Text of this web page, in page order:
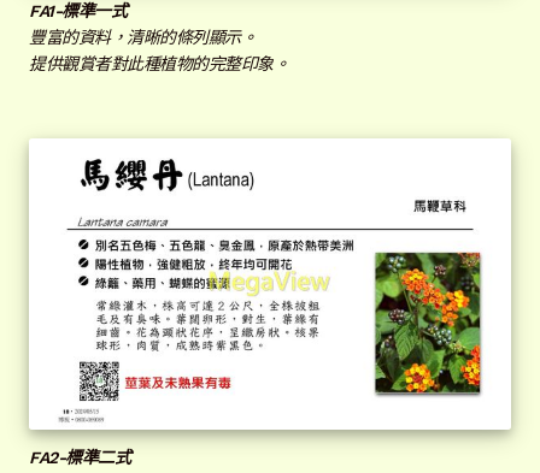
彩色手繪圖式
彩色照片式
彩色雙照片式
極簡式
邊框背景
展
開
子
選
單
聯絡我們
常見問題
展
子
客戶實績
展
FA1-標準一式
豐富的資料，清晰的條列顯示。
提供觀賞者對此種植物的完整印象。
FA2-標準二式